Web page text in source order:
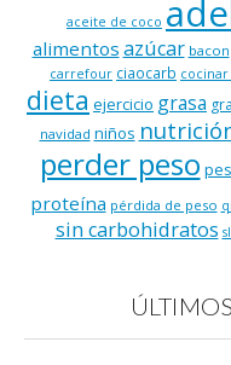
aceite de coco
alimentos azúcar bacon
carrefour ciaocarb
dieta ejercicio grasa
navidad niños
perder peso
proteína pérdida de peso
sin carbohidratos